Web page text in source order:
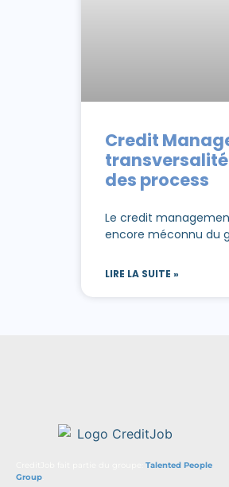
Credit
des process
Le credit
encore méconnu du
LIRE LA SUITE »
Talented People
Group